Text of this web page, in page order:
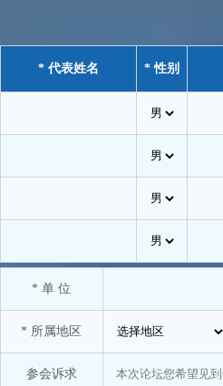
远纺工业（上海）有限
浙江大学
浙江景诚实业有限
浙江热联云盛实业有限
浙江旭湾国际贸易有限
浙江逸盛石化有限
中基宁波集团股份有限
* 代表姓名 * 性别
* 单 位
* 所属地区
参会诉求